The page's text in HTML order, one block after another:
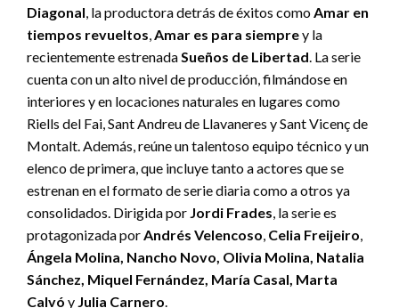
Diagonal, la productora detrás de éxitos comoAmar en
tiempos revueltos,Amar es para siemprey la
recientemente estrenadaSueños de Libertad. La serie
cuenta con un alto nivel de producción, filmándose en
interiores y en locaciones naturales en lugares como
Riells del Fai, Sant Andreu de Llavaneres y Sant Vicenç de
Montalt. Además, reúne un talentoso equipo técnico y un
elenco de primera, que incluye tanto a actores que se
estrenan en el formato de serie diaria como a otros ya
consolidados. Dirigida por Jordi Frades, la serie es
protagonizada porAndrés Velencoso, Celia Freijeiro,
Ángela Molina, Nancho Novo, Olivia Molina, Natalia
Sánchez, Miquel Fernández, María Casal, Marta
Calvó y Julia Carnero.